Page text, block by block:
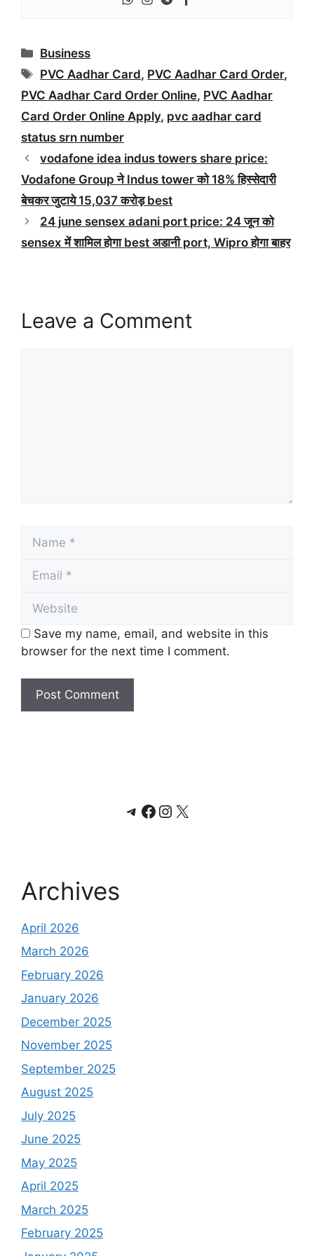
Categories
Business
Tags
PVC Aadhar Card, PVC Aadhar Card Order,
PVC Aadhar Card Order Online, PVC Aadhar
Card Order Online Apply, pvc aadhar card
status srn number
vodafone idea indus towers share price:
Vodafone Group ने Indus tower को 18% हिस्सेदारी
बेचकर जुटाये 15,037 करोड़ best
24 june sensex adani port price: 24 जून को
sensex में शामिल होगा best अडानी port, Wipro होगा बाहर
Leave a Comment
Name
Email
Website
Save my name, email, and website in this
browser for the next time I comment.
Telegram
Facebook
Instagram
X
Archives
April 2026
March 2026
February 2026
January 2026
December 2025
November 2025
September 2025
August 2025
July 2025
June 2025
May 2025
April 2025
March 2025
February 2025